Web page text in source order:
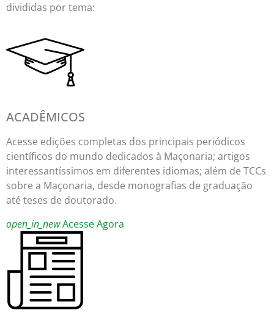
divididas por tema:
ACADÊMICOS
Acesse edições completas dos principais periódicos
científicos do mundo dedicados à Maçonaria; artigos
interessantíssimos em diferentes idiomas; além de TCCs
sobre a Maçonaria, desde monografias de graduação
até teses de doutorado.
open_in_newAcesse Agora